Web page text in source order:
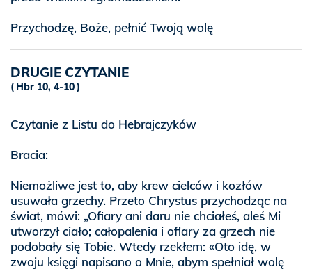
Przychodzę, Boże, pełnić Twoją wolę
DRUGIE CZYTANIE
Hbr 10, 4-10
Czytanie z Listu do Hebrajczyków
Bracia:
Niemożliwe jest to, aby krew cielców i kozłów
usuwała grzechy. Przeto Chrystus przychodząc na
świat, mówi: „Ofiary ani daru nie chciałeś, aleś Mi
utworzył ciało; całopalenia i ofiary za grzech nie
podobały się Tobie. Wtedy rzekłem: «Oto idę, w
zwoju księgi napisano o Mnie, abym spełniał wolę